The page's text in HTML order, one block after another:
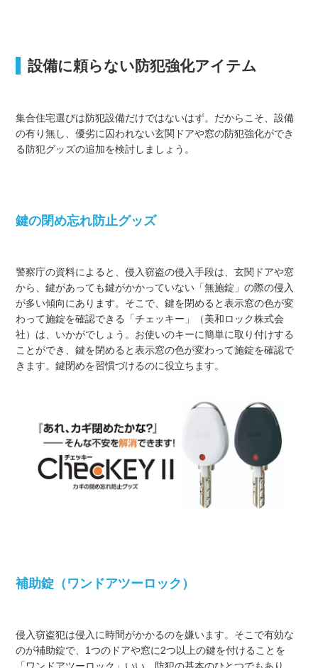
設備に頼らない防犯強化アイテム
集合住宅選びは防犯設備だけではないはず。だからこそ、設備
の有り無し、優劣に囚われない玄関ドアや窓の防犯強化ができ
る防犯グッズの追加を検討しましょう。
鍵の閉め忘れ防止グッズ
警察庁の資料によると、侵入窃盗の侵入手段は、玄関ドアや窓
から、鍵があっても鍵がかかっていない「無施錠」の際の侵入
が多い傾向にあります。そこで、鍵を閉めると表示窓の色が変
わって施錠を確認できる「チェッキー」（美和ロック株式会
社）は、いかがでしょう。お使いのキーに簡単に取り付けする
ことができ、鍵を閉めると表示窓の色が変わって施錠を確認で
きます。鍵閉めを習慣づけるのに役立ちます。
補助錠（ワンドアツーロック）
侵入窃盗犯は侵入に時間がかかるのを嫌います。そこで有効な
のが補助錠で、1つのドアや窓に2つ以上の鍵を付けることを
「ワンドアツーロック」いい、防犯の基本のひとつでもあり、